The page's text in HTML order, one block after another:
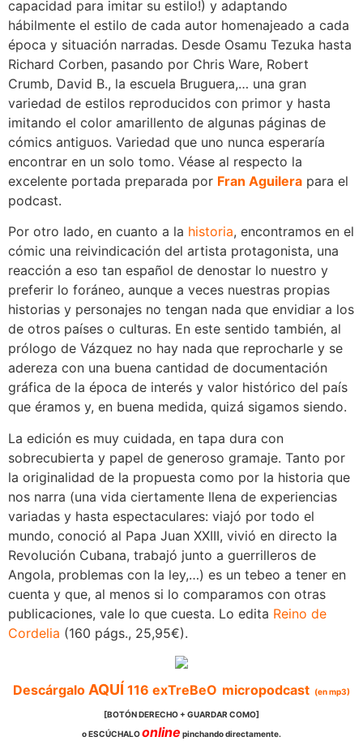
capacidad para imitar su estilo!) y adaptando
hábilmente el estilo de cada autor homenajeado a cada
época y situación narradas. Desde Osamu Tezuka hasta
Richard Corben, pasando por Chris Ware, Robert
Crumb, David B., la escuela Bruguera,… una gran
variedad de estilos reproducidos con primor y hasta
imitando el color amarillento de algunas páginas de
cómics antiguos. Variedad que uno nunca esperaría
encontrar en un solo tomo. Véase al respecto la
excelente portada preparada por Fran Aguilera para el
podcast.
Por otro lado, en cuanto a la historia, encontramos en el
cómic una reivindicación del artista protagonista, una
reacción a eso tan español de denostar lo nuestro y
preferir lo foráneo, aunque a veces nuestras propias
historias y personajes no tengan nada que envidiar a los
de otros países o culturas. En este sentido también, al
prólogo de Vázquez no hay nada que reprocharle y se
adereza con una buena cantidad de documentación
gráfica de la época de interés y valor histórico del país
que éramos y, en buena medida, quizá sigamos siendo.
La edición es muy cuidada, en tapa dura con
sobrecubierta y papel de generoso gramaje. Tanto por
la originalidad de la propuesta como por la historia que
nos narra (una vida ciertamente llena de experiencias
variadas y hasta espectaculares: viajó por todo el
mundo, conoció al Papa Juan XXIII, vivió en directo la
Revolución Cubana, trabajó junto a guerrilleros de
Angola, problemas con la ley,…) es un tebeo a tener en
cuenta y que, al menos si lo comparamos con otras
publicaciones, vale lo que cuesta. Lo edita Reino de
Cordelia (160 págs., 25,95€).
Descárgalo AQUÍ 116 exTreBeO micropodcast (en mp3)
[BOTÓN DERECHO + GUARDAR COMO]
o ESCÚCHALOonline pinchando directamente.